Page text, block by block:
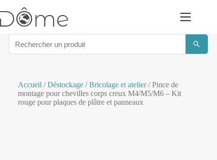
Accueil /Déstockage/Bricolage et atelier/ Pince de
montage pour chevilles corps creux M4/M5/M6 – Kit
rouge pour plaques de plâtre et panneaux